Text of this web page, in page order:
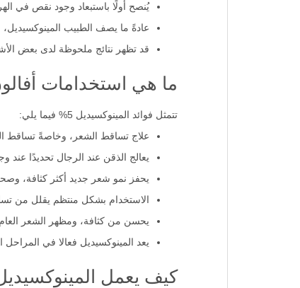
يُنصح أولًا باستبعاد وجود نقص في
عادةً ما يصف الطبيب المينوكسيديل، مثل أفوجين بتركيز 5%، للرجال
قد تظهر نتائج ملحوظة لدى بعض
ما هي استخدامات أفالون أفوجين
تتمثل فوائد المينوكسيديل 5% فيما يلي:
علاج تساقط الشعر، وخاصةً تساقط
يعالج الذقن عند الرجال تحديدًا عند
يحفز نمو شعر جديد أكثر كثافة،
الاستخدام بشكل منتظم يقلل من
يحسن من كثافة، ومظهر الشعر
يعد المينوكسيديل فعالا في
كيف يعمل المينوكسيديل